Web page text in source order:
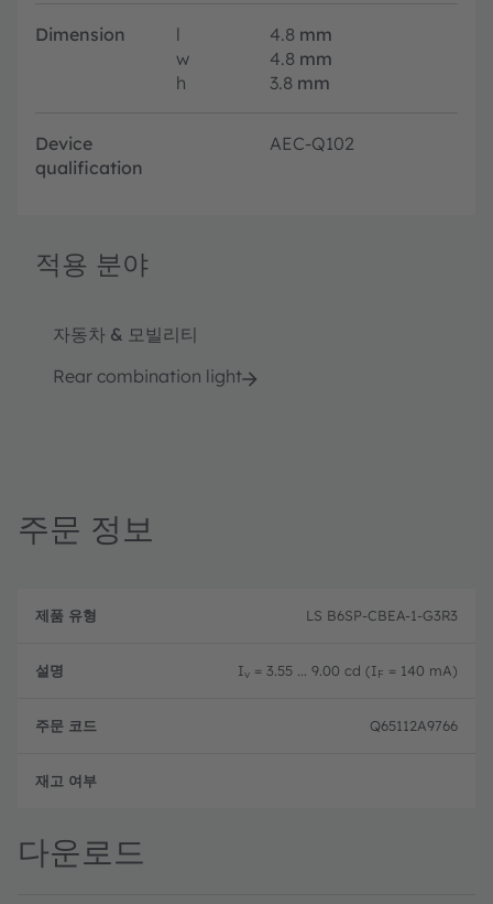
Dimension l 4.8 mm
w
4.8 mm
h
3.8 mm
Device
qualification
AEC-Q102
적용 분야
자동차 & 모빌리티
Rear combination light
주문 정보
품
설
LS B6SP-CBEA-1-G3R3
Iv = 3.55 ... 9.00 cd (IF = 140 mA)
Q65112A9766
다운로드